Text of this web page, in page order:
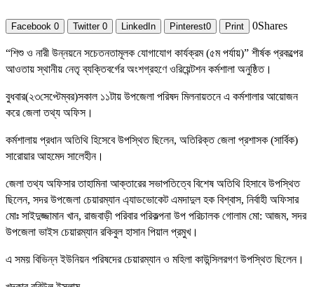
Facebook 0 Twitter 0 LinkedIn Pinterest0 Print 0Shares
“শিশু ও নারী উন্নয়নে সচেতনতামূলক যোগাযোগ কার্যক্রম (৫ম পর্যায়)” শীর্ষক প্রকল্পের
আওতায় স্থানীয় নেতৃ ব্যক্তিবর্গের অংশগ্রহণে ওরিয়েন্টশন কর্মশালা অনুষ্ঠিত।
বুধবার(২৩সেপ্টেম্বর)সকাল ১১টায় উপজেলা পরিষদ মিলনায়তনে এ কর্মশালার আয়োজন
করে জেলা তথ্য অফিস।
কর্মশালায় প্রধান অতিথি হিসেবে উপস্থিত ছিলেন, অতিরিক্ত জেলা প্রশাসক (সার্বিক)
সারোয়ার আহমেদ সালেহীন।
জেলা তথ্য অফিসার তাহামিনা আক্তারের সভাপতিত্বে বিশেষ অতিথি হিসাবে উপস্থিত
ছিলেন, সদর উপজেলা চেয়ারম্যান এ্যাডভোকেট এমদাদুল হক বিশ্বাস, নির্বাহী অফিসার
মোঃ সাইদুজ্জামান খান, রাজবাড়ী পরিবার পরিকল্পনা উপ পরিচালক গোলাম মো: আজম, সদর
উপজেলা ভাইস চেয়ারম্যান রকিবুল হাসান পিয়াল প্রমুখ।
এ সময় বিভিন্ন ইউনিয়ন পরিষদের চেয়ারম্যান ও মহিলা কাউন্সিলরগণ উপস্থিত ছিলেন।